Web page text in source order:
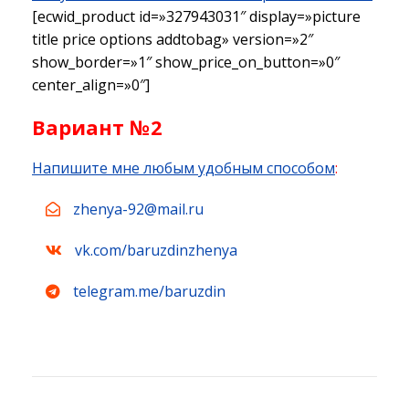
[ecwid_product id=»327943031″ display=»picture
title price options addtobag» version=»2″
show_border=»1″ show_price_on_button=»0″
center_align=»0″]
Вариант №2
Напишите мне любым удобным способом:
zhenya-92@mail.ru
vk.com/baruzdinzhenya
telegram.me/baruzdin